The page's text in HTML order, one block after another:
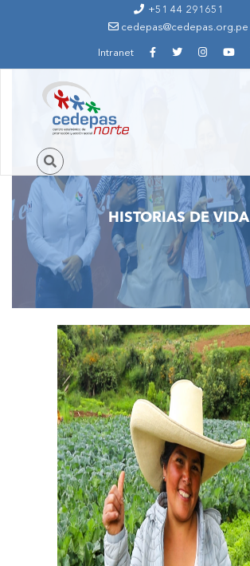
+51 44 291651
cedepas@cedepas.org.pe
Intranet
HISTORIAS DE VIDA